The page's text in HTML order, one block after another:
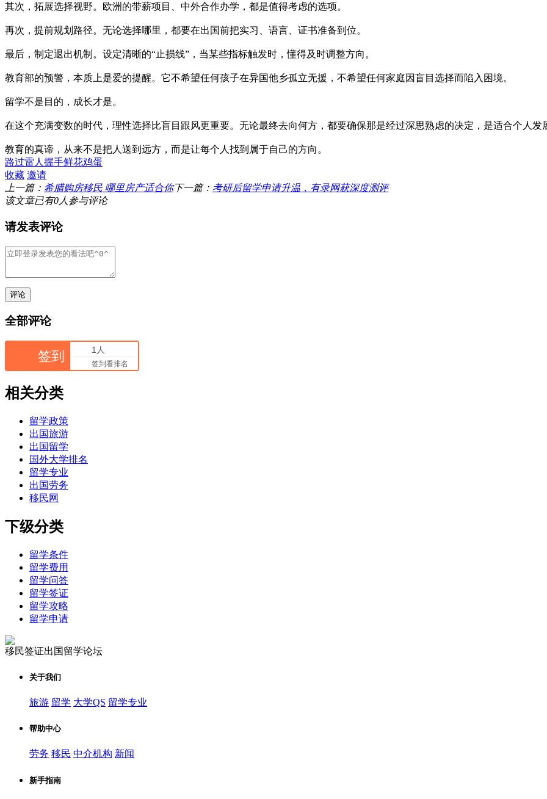
其次，拓展选择视野。欧洲的带薪项目、中外合作办学，都是值得考虑的选项。
再次，提前规划路径。无论选择哪里，都要在出国前把实习、语言、证书准备到位。
最后，制定退出机制。设定清晰的“止损线”，当某些指标触发时，懂得及时调整方向。
教育部的预警，本质上是爱的提醒。它不希望任何孩子在异国他乡孤立无援，不希望任何家庭因盲目选择而陷入困境。
留学不是目的，成长才是。
在这个充满变数的时代，理性选择比盲目跟风更重要。无论最终去向何方，都要确保那是经过深思熟虑的决定，是适合个人发
教育的真谛，从来不是把人送到远方，而是让每个人找到属于自己的方向。
路过雷人 握手鲜花鸡蛋
收藏 邀请
上一篇： 希腊购房移民 哪里房产适合你下一篇： 考研后留学申请升温，有录网获深度测评
该文章已有0 人参与评论
请发表评论
评论
全部评论
签到 1人
签到看排名
相关分类
留学政策
出国旅游
出国留学
国外大学排名
留学专业
出国劳务
移民网
下级分类
留学条件
留学费用
留学问答
留学签证
留学攻略
留学申请
移民签证出国留学论坛
关于我们
旅游 留学 大学QS 留学专业
帮助中心
劳务 移民 中介机构 新闻
新手指南